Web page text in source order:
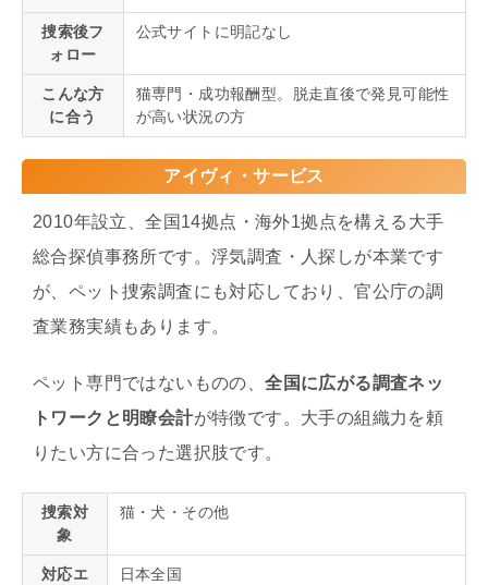
捜索後フ
ォロー
公式サイトに明記なし
こんな方
に合う
猫専門・成功報酬型。脱走直後で発見可能性
が高い状況の方
アイヴィ・サービス
2010年設立、全国14拠点・海外1拠点を構える大手
総合探偵事務所です。浮気調査・人探しが本業です
が、ペット捜索調査にも対応しており、官公庁の調
査業務実績もあります。
ペット専門ではないものの、全国に広がる調査ネッ
トワークと明瞭会計が特徴です。大手の組織力を頼
りたい方に合った選択肢です。
捜索対
象
猫・犬・その他
対応エ
日本全国